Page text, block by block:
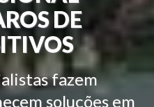
DE
fazem
soluções em